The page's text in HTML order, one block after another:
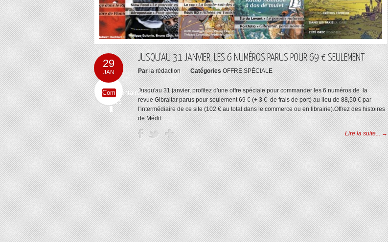
29
JAN
Commentaires
fermés
JUSQU’AU 31 JANVIER, LES 6 NUMÉROS PARUS POUR 69 € SEULEMENT
Par la rédaction Catégories OFFRE SPÉCIALE
Jusqu'au 31 janvier, profitez d'une offre spéciale pour commander les 6 numéros de la
revue Gibraltar parus pour seulement 69 € (+ 3 € de frais de port) au lieu de 88,50 € par
l'intermédiaire de ce site (102 € au total dans le commerce ou en librairie).Offrez des histoires
de Médit ...
Lire la suite... →